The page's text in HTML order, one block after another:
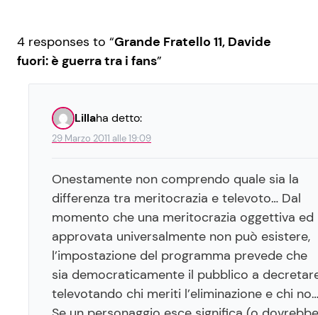
4 responses to “Grande Fratello 11, Davide
fuori: è guerra tra i fans”
Lillaha detto:
29 Marzo 2011 alle 19:09
Onestamente non comprendo quale sia la
differenza tra meritocrazia e televoto… Dal
momento che una meritocrazia oggettiva ed
approvata universalmente non può esistere,
l’impostazione del programma prevede che
sia democraticamente il pubblico a
televotando chi meriti l’eliminazione e chi no…